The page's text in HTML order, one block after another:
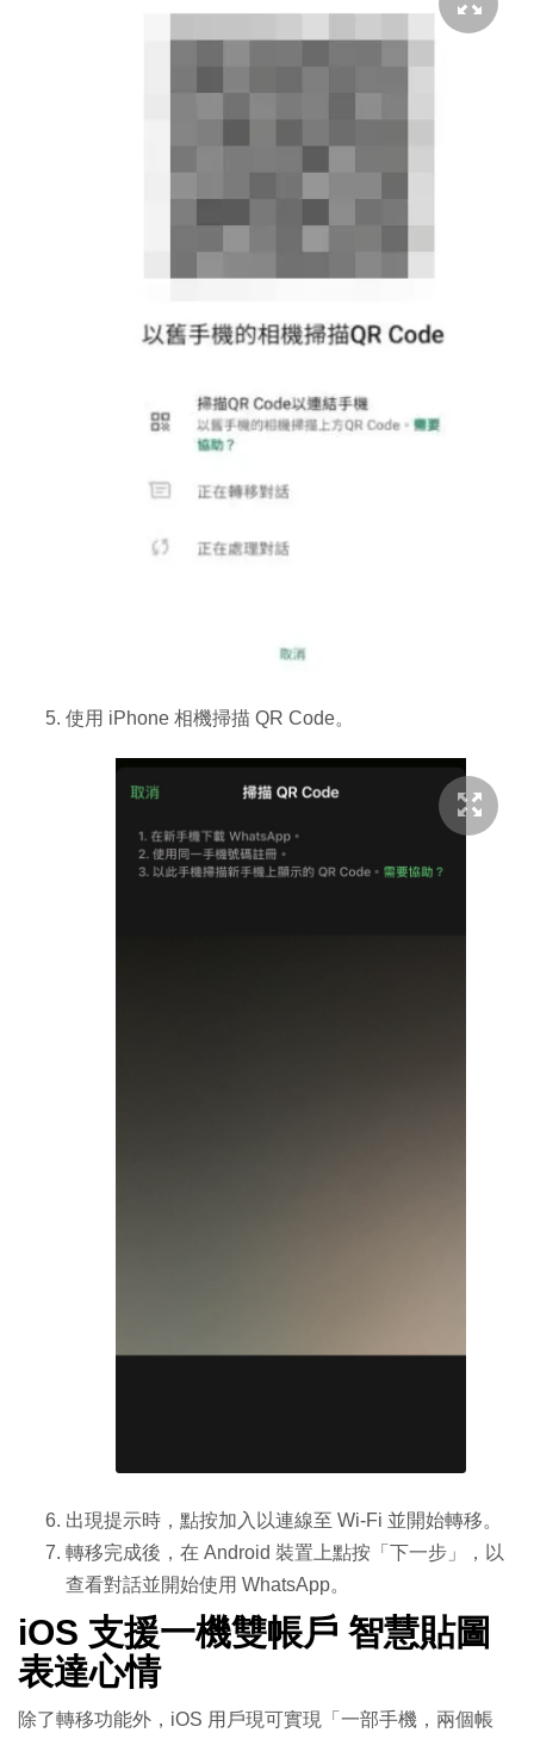
使用 iPhone 相機掃描 QR Code。
出現提示時，點按加入以連線至 Wi-Fi 並開始轉移。
轉移完成後，在 Android 裝置上點按「下一步」，以
查看對話並開始使用 WhatsApp。
iOS 支援一機雙帳戶 智慧貼圖
表達心情
除了轉移功能外，iOS 用戶現可實現「一部手機，兩個帳